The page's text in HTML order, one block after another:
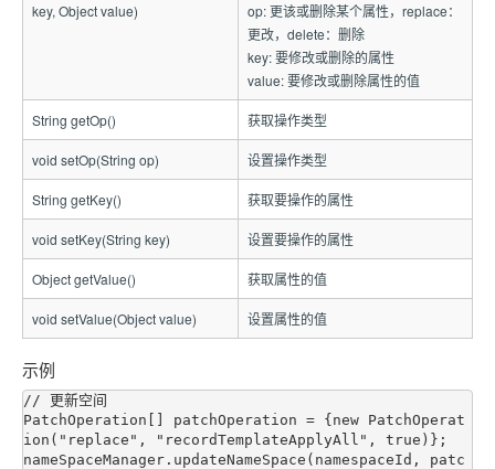
key, Object value)
op: 更该或删除某个属性，replace：
更改，delete：删除
key: 要修改或删除的属性
value: 要修改或删除属性的值
String getOp() 获取操作类型
void setOp(String op) 设置操作类型
String getKey() 获取要操作的属性
void setKey(String key) 设置要操作的属性
Object getValue() 获取属性的值
void setValue(Object value) 设置属性的值
示例
// 更新空间
PatchOperation[] patchOperation = {new PatchOperat
ion("replace", "recordTemplateApplyAll", true)};
nameSpaceManager.updateNameSpace(namespaceId, patc